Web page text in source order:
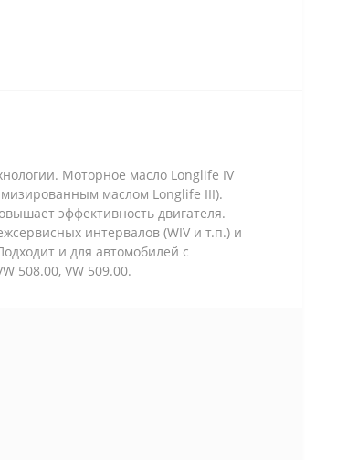
Моторное масло Longlife IV
маслом Longlife III).
эффективность двигателя.
интервалов (WIV и т.п.) и
и для автомобилей с
508.00, VW 509.00.